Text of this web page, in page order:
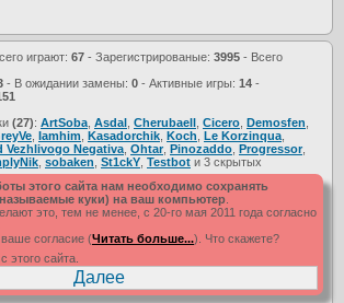
играют: 67 - Зарегистрированые: 3995 - Всего
- В ожидании замены: 0 - Активные игры: 14 -
(27): ArtSoba Asdal Cherubaell Cicero Demosfen
Iamhim Kasadorchik Koch Le Korzinqua
Vezhlivogo Negativa Ohtar, Pinozaddo Progressor,
sobaken St1ckY Testbot и 3 скрытых
этого сайта нам необходимо сохранять
куки) на ваш компьютер
это, тем не менее, с 20-го мая 2011 года согласно
согласие (Читать больше...). Что скажете?
этого сайта.